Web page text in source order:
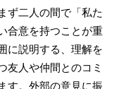
ず二人の間で「私た
合意を持つことが重
に説明する、理解を
友人や仲間とのコミ
す。外部の意見に振